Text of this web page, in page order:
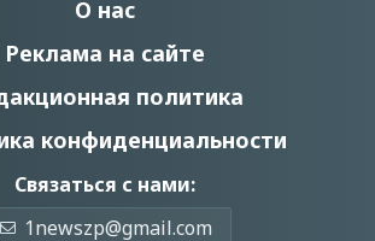
О нас
Реклама на сайте
политика
конфиденциальности
Связаться с нами:
1newszp@gmail.com